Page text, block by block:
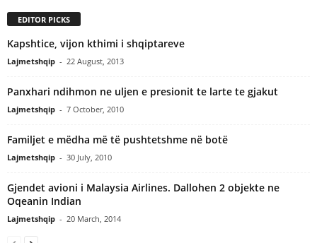
EDITOR PICKS
Kapshtice, vijon kthimi i shqiptareve
Lajmetshqip - 22 August, 2013
Panxhari ndihmon ne uljen e presionit te larte te gjakut
Lajmetshqip - 7 October, 2010
Familjet e mëdha më të pushtetshme në botë
Lajmetshqip - 30 July, 2010
Gjendet avioni i Malaysia Airlines. Dallohen 2 objekte ne
Oqeanin Indian
Lajmetshqip - 20 March, 2014